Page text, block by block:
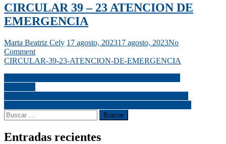
CIRCULAR 39 – 23 ATENCION DE
EMERGENCIA
Marta Beatriz Cely 17 agosto, 202317 agosto, 2023No
Comment
CIRCULAR-39-23-ATENCION-DE-EMERGENCIA
Entradas recientes